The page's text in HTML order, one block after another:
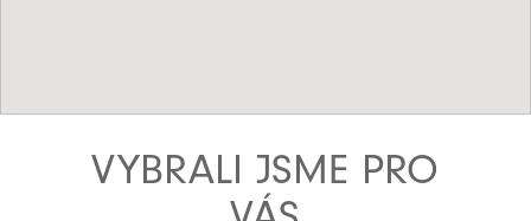
VYBRALI JSME PRO